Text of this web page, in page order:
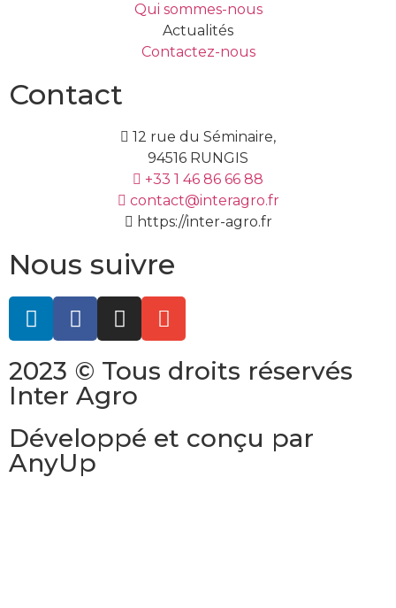
Qui sommes-nous
Actualités
Contactez-nous
Contact
12 rue du Séminaire,
94516 RUNGIS
+33 1 46 86 66 88
contact@interagro.fr
https://inter-agro.fr
Nous suivre
2023 © Tous droits réservés
Inter Agro
Développé et conçu par
AnyUp